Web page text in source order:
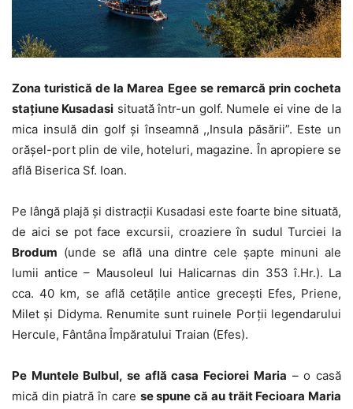
Zona turistică de la Marea Egee se remarcă prin cocheta
stațiune Kusadasi situată într-un golf. Numele ei vine de la
mica insulă din golf și înseamnă ,,Insula păsării”. Este un
orășel-port plin de vile, hoteluri, magazine. În apropiere se
află Biserica Sf. Ioan.
Pe lângă plajă și distracții Kusadasi este foarte bine situată,
de aici se pot face excursii, croaziere în sudul Turciei la
Brodum (unde se află una dintre cele șapte minuni ale
lumii antice – Mausoleul lui Halicarnas din 353 î.Hr.). La
cca. 40 km, se află cetățile antice grecești Efes, Priene,
Milet și Didyma. Renumite sunt ruinele Porții legendarului
Hercule, Fântâna Împăratului Traian (Efes).
Pe Muntele Bulbul, se află casa Feciorei Maria – o casă
mică din piatră în care se spune că au trăit Fecioara Maria